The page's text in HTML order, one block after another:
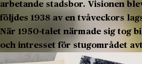
arbetande stadsbor. Visionen
följdes 1938 av en tvåveckors
När 1950-talet närmade sig tog
och intresset för stugområdet